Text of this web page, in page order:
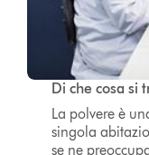
Di che cosa si
La polvere è
singola
se ne